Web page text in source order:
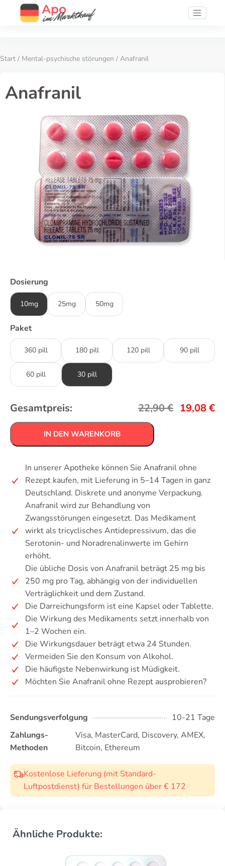
Start / Mental-psychische störungen / Anafranil
Anafranil
Dosierung
10mg 25mg 50mg
Paket
360 pill 180 pill 120 pill 90 pill
60 pill 30 pill
Gesamtpreis: 22,90€ 19,08€
IN DEN WARENKORB
In unserer Apotheke können Sie Anafranil ohne
Rezept kaufen, mit Lieferung in 5–14 Tagen in ganz
Deutschland. Diskrete und anonyme Verpackung.
Anafranil wird zur Behandlung von
Zwangsstörungen eingesetzt. Das Medikament
wirkt als tricyclisches Antidepressivum, das die
Serotonin- und Noradrenalinwerte im Gehirn
erhöht.
Die übliche Dosis von Anafranil beträgt 25 mg bis
250 mg pro Tag, abhängig von der individuellen
Verträglichkeit und dem Zustand.
Die Darreichungsform ist eine Kapsel oder Tablette.
Die Wirkung des Medikaments setzt innerhalb von
1–2 Wochen ein.
Die Wirkungsdauer beträgt etwa 24 Stunden.
Vermeiden Sie den Konsum von Alkohol.
Die häufigste Nebenwirkung ist Müdigkeit.
Möchten Sie Anafranil ohne Rezept ausprobieren?
Sendungsverfolgung
10-21 Tage
Zahlungs-
Methoden
Visa, MasterCard, Discovery, AMEX,
Bitcoin, Ethereum
Kostenlose Lieferung (mit Standard-
Luftpostdienst) für Bestellungen über € 172
Ähnliche Produkte: